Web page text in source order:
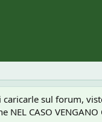
sul forum,
CASO VENGANO